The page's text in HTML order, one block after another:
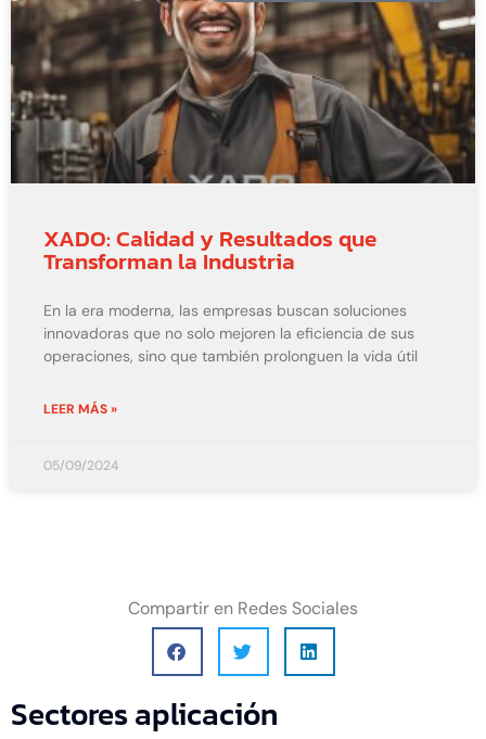
XADO: Calidad y Resultados que
Transforman la Industria
En la era moderna, las empresas buscan soluciones
innovadoras que no solo mejoren la eficiencia de sus
operaciones, sino que también prolonguen la vida útil
LEER MÁS »
05/09/2024
Compartir en Redes Sociales
Sectores aplicación